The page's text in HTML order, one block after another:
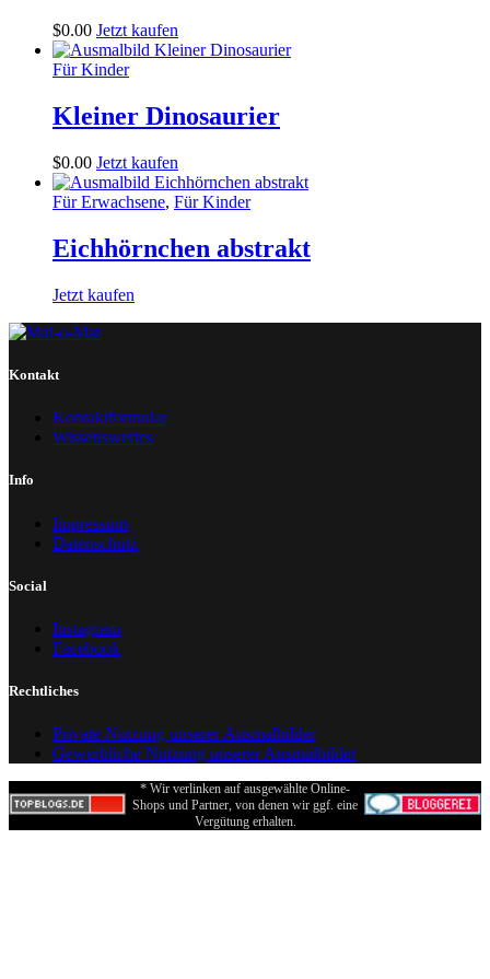
$0.00 Jetzt kaufen
Für Kinder
Kleiner Dinosaurier
$0.00 Jetzt kaufen
Für Erwachsene, Für Kinder
Eichhörnchen abstrakt
Jetzt kaufen
Kontakt
Kontaktformular
Wissenswertes
Info
Impressum
Datenschutz
Social
Instagram
Facebook
Rechtliches
Private Nutzung unserer Ausmalbilder
Gewerbliche Nutzung unserer Ausmalbilder
* Wir verlinken auf ausgewählte Online-
Shops und Partner, von denen wir ggf. eine
Vergütung erhalten.